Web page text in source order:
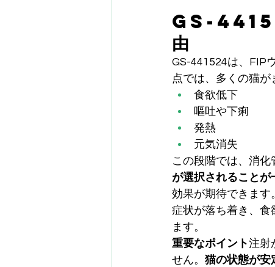
GS-
由
GS-441524は、FIP
点では、多くの猫が
食欲低下
嘔吐や下痢
発熱
元気消失
この段階では、消化
が選択されることが
効果が期待できます
症状が落ち着き、食
ます。
重要なポイント注射
せん。 猫の状態が安